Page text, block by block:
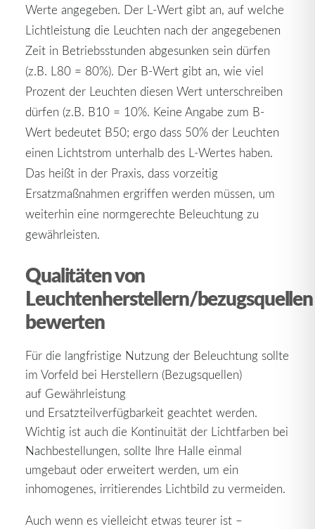
Werte angegeben. Der L-Wert gibt an, auf welche
Lichtleistung die Leuchten nach der angegebenen
Zeit in Betriebsstunden abgesunken sein dürfen
(z.B. L80 = 80%). Der B-Wert gibt an, wie viel
Prozent der Leuchten diesen Wert unterschreiben
dürfen (z.B. B10 = 10%. Keine Angabe zum B-
Wert bedeutet B50; ergo dass 50% der Leuchten
einen Lichtstrom unterhalb des L-Wertes haben.
Das heißt in der Praxis, dass vorzeitig
Ersatzmaßnahmen ergriffen werden müssen, um
weiterhin eine normgerechte Beleuchtung zu
gewährleisten.
Qualitäten von
Leuchtenherstellern/bezugsquellen
bewerten
Für die langfristige Nutzung der Beleuchtung sollte
im Vorfeld bei Herstellern (Bezugsquellen)
auf Gewährleistung
und Ersatzteilverfügbarkeit geachtet werden.
Wichtig ist auch die Kontinuität der Lichtfarben bei
Nachbestellungen, sollte Ihre Halle einmal
umgebaut oder erweitert werden, um ein
inhomogenes, irritierendes Lichtbild zu vermeiden.
Auch wenn es vielleicht etwas teurer ist –